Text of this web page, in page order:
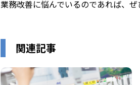
業務改善に悩んでいるのであれば、
関連記事